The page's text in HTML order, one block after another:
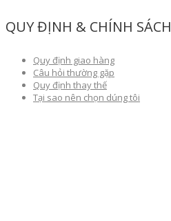
QUY ĐỊNH & CHÍNH SÁCH
Quy định giao hàng
Câu hỏi thường gặp
Quy định thay thế
Tại sao nên chọn dúng tôi